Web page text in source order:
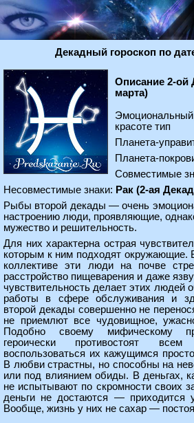
Декадный гороскоп по
Описание 2-
марта)
красоте тип
Планета-
Планета-
Совместимые
Несовместимые знаки: Рак (2-ая
Рыбы второй декады — очень
настроению люди, проявляющие,
мужество и решительность.
Для них характерна острая
которым к ним подходят окружающие.
коллективе эти люди на почве
расстройство пищеварения и даже
чувствительность делает этих людей
работы в сфере обслуживания и
второй декады совершенно не
не приемлют все чудовищное,
Подобно своему мифическому
героически противостоят
воспользоваться их кажущимся
В любви страстны, но способны на
или под влиянием обиды. В деньгах,
не испытывают по скромности своих
деньги не достаются — приходится
Вообще, жизнь у них не сахар —